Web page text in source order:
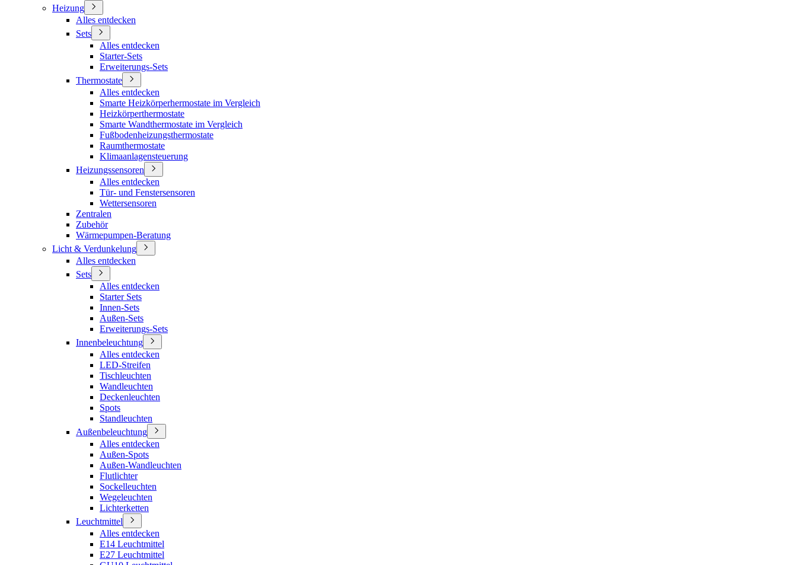
Heizung
Alles entdecken
Sets
Alles entdecken
Starter-Sets
Erweiterungs-Sets
Thermostate
Alles entdecken
Smarte Heizkörperhermostate im Vergleich
Heizkörperthermostate
Smarte Wandthermostate im Vergleich
Fußbodenheizungsthermostate
Raumthermostate
Klimaanlagensteuerung
Heizungssensoren
Alles entdecken
Tür- und Fenstersensoren
Wettersensoren
Zentralen
Zubehör
Wärmepumpen-Beratung
Licht & Verdunkelung
Alles entdecken
Sets
Alles entdecken
Starter Sets
Innen-Sets
Außen-Sets
Erweiterungs-Sets
Innenbeleuchtung
Alles entdecken
LED-Streifen
Tischleuchten
Wandleuchten
Deckenleuchten
Spots
Standleuchten
Außenbeleuchtung
Alles entdecken
Außen-Spots
Außen-Wandleuchten
Flutlichter
Sockelleuchten
Wegeleuchten
Lichterketten
Leuchtmittel
Alles entdecken
E14 Leuchtmittel
E27 Leuchtmittel